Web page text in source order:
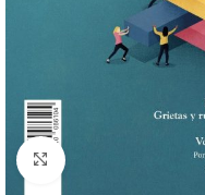
Click to enlarge